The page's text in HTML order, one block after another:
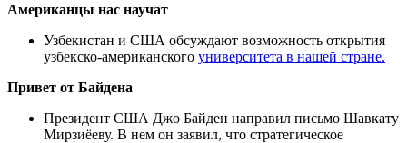
Американцы нас научат
Узбекистан и США обсуждают возможность открытия
узбекско-американского университета в нашей стране.
Привет от Байдена
Президент США Джо Байден направил письмо Шавкату
Мирзиёеву. В нем он заявил, что стратегическое